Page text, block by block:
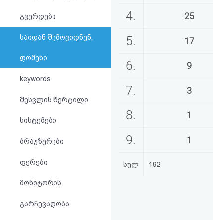
სალიცენზიო
შეთანხმება
გვერდები
საიდან შემოვიდნენ,
დომენი
keywords
შესვლის წერტილი
სისტემები
ბრაუზერები
ფერები
მონიტორის
გარჩევადობა
4. 25
5. 17
6. 9
7. 3
8. 1
9. 1
სულ 192